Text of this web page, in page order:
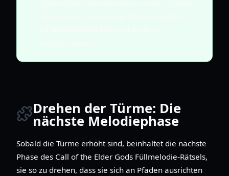
Drehen der Türme: Die
nächste Melodiephase
Sobald die Türme erhöht sind, beinhaltet die nächste
Phase des Call of the Elder Gods Füllmelodie-Rätsels,
sie so zu drehen, dass sie sich an Pfaden ausrichten